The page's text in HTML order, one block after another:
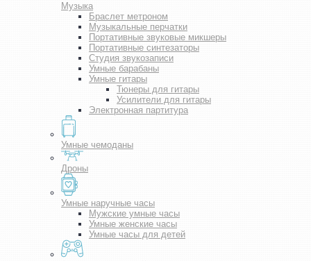
Музыка
Браслет метроном
Музыкальные перчатки
Портативные звуковые микшеры
Портативные синтезаторы
Студия звукозаписи
Умные барабаны
Умные гитары
Тюнеры для гитары
Усилители для гитары
Электронная партитура
Умные чемоданы
Дроны
Умные наручные часы
Мужские умные часы
Умные женские часы
Умные часы для детей